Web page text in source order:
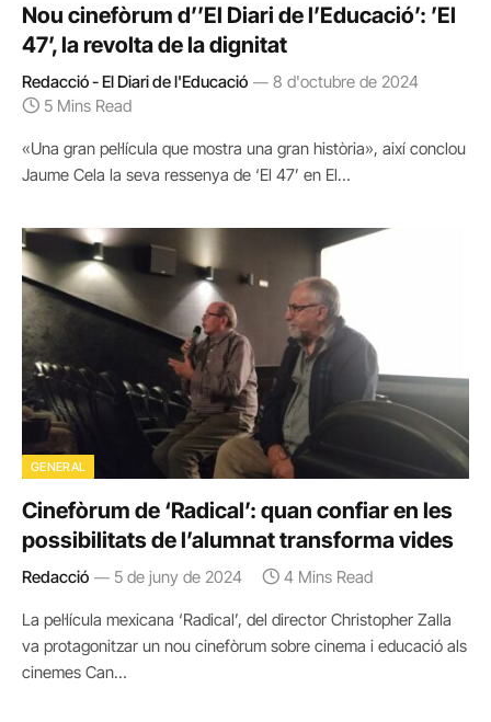
Nou cinefòrum d’’El Diari de l’Educació’: ’El
47’, la revolta de la dignitat
Redacció - El Diari de l'Educació
8 d'octubre de 2024
5 Mins Read
«Una gran pel·lícula que mostra una gran història», així conclou
Jaume Cela la seva ressenya de ‘El 47’ en El…
GENERAL
Cinefòrum de ‘Radical’: quan confiar en les
possibilitats de l’alumnat transforma vides
Redacció 5 de juny de 2024 4 Mins Read
La pel·lícula mexicana ‘Radical’, del director Christopher Zalla
va protagonitzar un nou cinefòrum sobre cinema i educació als
cinemes Can…